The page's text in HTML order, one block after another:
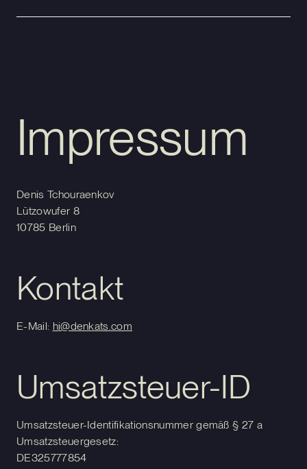
Impressum
Denis Tchouraenkov
Lützowufer 8
10785 Berlin
Kontakt
E-Mail: hi@denkats.com
Umsatzsteuer-ID
Umsatzsteuer-Identifikationsnummer gemäß § 27 a
Umsatzsteuergesetz:
DE325777854